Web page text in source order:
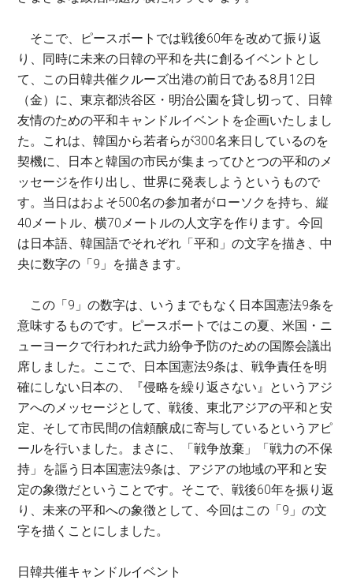
そこで、ピースボートでは戦後60年を改めて振り返
り、同時に未来の日韓の平和を共に創るイベントとし
て、この日韓共催クルーズ出港の前日である8月12日
（金）に、東京都渋谷区・明治公園を貸し切って、日韓
友情のための平和キャンドルイベントを企画いたしまし
た。これは、韓国から若者らが300名来日しているのを
契機に、日本と韓国の市民が集まってひとつの平和のメ
ッセージを作り出し、世界に発表しようというもので
す。当日はおよそ500名の参加者がローソクを持ち、縦
40メートル、横70メートルの人文字を作ります。今回
は日本語、韓国語でそれぞれ「平和」の文字を描き、中
央に数字の「9」を描きます。
この「9」の数字は、いうまでもなく日本国憲法9条を
意味するものです。ピースボートではこの夏、米国・ニ
ューヨークで行われた武力紛争予防のための国際会議出
席しました。ここで、日本国憲法9条は、戦争責任を明
確にしない日本の、『侵略を繰り返さない』というアジ
アへのメッセージとして、戦後、東北アジアの平和と安
定、そして市民間の信頼醸成に寄与しているというアピ
ールを行いました。まさに、「戦争放棄」「戦力の不保
持」を謳う日本国憲法9条は、アジアの地域の平和と安
定の象徴だということです。そこで、戦後60年を振り返
り、未来の平和への象徴として、今回はこの「9」の文
字を描くことにしました。
日韓共催キャンドルイベント